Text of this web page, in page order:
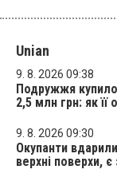
Unian
9. 8. 2026 09:38
Подружжя
2,5 млн грн: як її
9. 8. 2026 09:30
Окупанти
верхні поверхи, є